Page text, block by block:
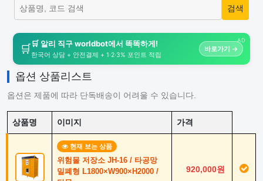
AD
🛒🛒 알리 직구 worldbot에서 똑똑하게!
한국어 상담 + 안전결제 + 1·2·3% 포인트 적립
바로가기 →
옵션 상품리스트
옵션은 제품에 따라 단독배송이 어려울 수 있습니다.
상품명 이미지 가격
현재 보는 상품
위험물 저장소 JH-16 / 타공망
밀폐형 L1800×W900×H2000 /
920,000원